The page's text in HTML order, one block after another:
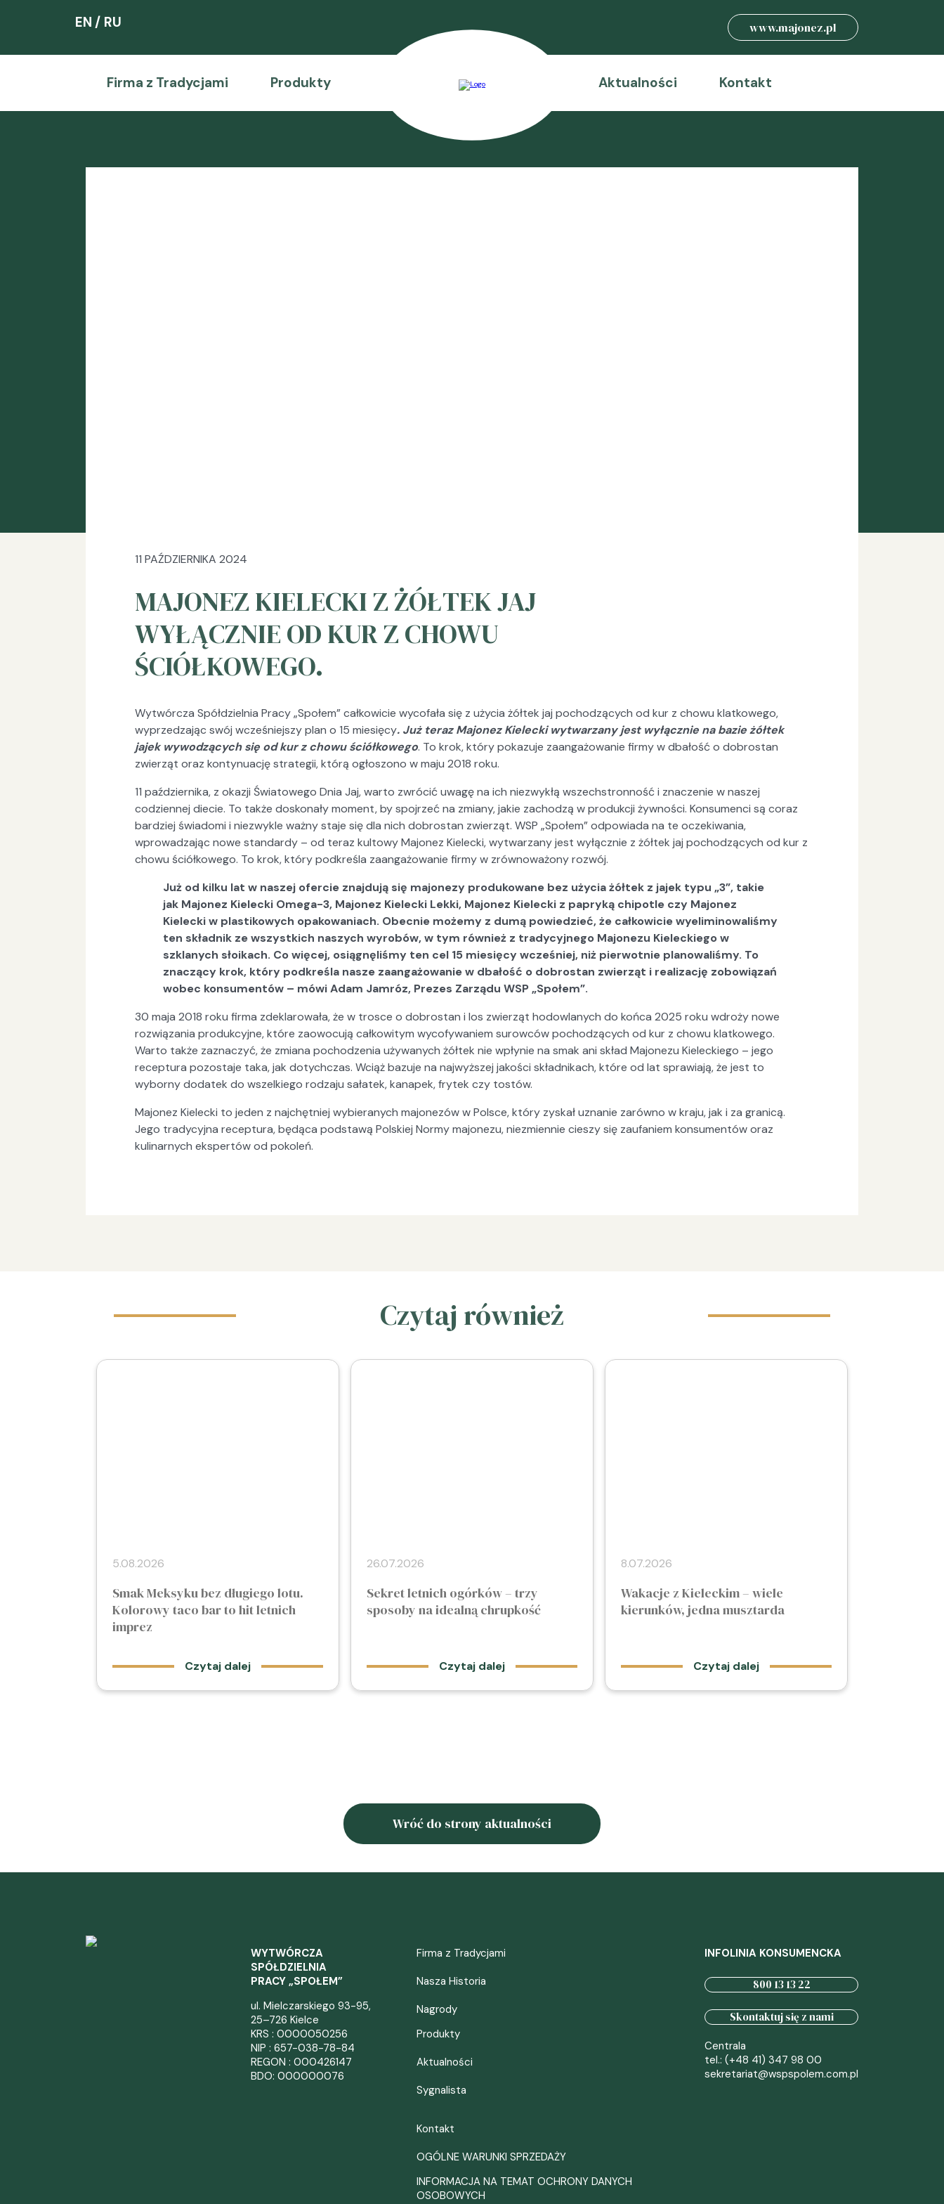
EN RU www.majonez.pl
Firma z Tradycjami Produkty Aktualności Kontakt
11 PAŹDZIERNIKA 2024
MAJONEZ KIELECKI Z ŻÓŁTEK JAJ
WYŁĄCZNIE OD KUR Z CHOWU
ŚCIÓŁKOWEGO.
Wytwórcza Spółdzielnia Pracy „Społem” całkowicie wycofała się z użycia żółtek jaj pochodzących od kur z chowu klatkowego,
wyprzedzając swój wcześniejszy plan o 15 miesięcy. Już teraz Majonez Kielecki wytwarzany jest wyłącznie na bazie żółtek
jajek wywodzących się od kur z chowu ściółkowego. To krok, który pokazuje zaangażowanie firmy w dbałość o dobrostan
zwierząt oraz kontynuację strategii, którą ogłoszono w maju 2018 roku.
11 października, z okazji Światowego Dnia Jaj, warto zwrócić uwagę na ich niezwykłą wszechstronność i znaczenie w naszej
codziennej diecie. To także doskonały moment, by spojrzeć na zmiany, jakie zachodzą w produkcji żywności. Konsumenci są coraz
bardziej świadomi i niezwykle ważny staje się dla nich dobrostan zwierząt. WSP „Społem” odpowiada na te oczekiwania,
wprowadzając nowe standardy – od teraz kultowy Majonez Kielecki, wytwarzany jest wyłącznie z żółtek jaj pochodzących od kur z
chowu ściółkowego. To krok, który podkreśla zaangażowanie firmy w zrównoważony rozwój.
Już od kilku lat w naszej ofercie znajdują się majonezy produkowane bez użycia żółtek z jajek typu „3”, takie
jak Majonez Kielecki Omega-3, Majonez Kielecki Lekki, Majonez Kielecki z papryką chipotle czy Majonez
Kielecki w plastikowych opakowaniach. Obecnie możemy z dumą powiedzieć, że całkowicie wyeliminowaliśmy
ten składnik ze wszystkich naszych wyrobów, w tym również z tradycyjnego Majonezu Kieleckiego w
szklanych słoikach. Co więcej, osiągnęliśmy ten cel 15 miesięcy wcześniej, niż pierwotnie planowaliśmy. To
znaczący krok, który podkreśla nasze zaangażowanie w dbałość o dobrostan zwierząt i realizację zobowiązań
wobec konsumentów – mówi Adam Jamróz, Prezes Zarządu WSP „Społem”.
30 maja 2018 roku firma zdeklarowała, że w trosce o dobrostan i los zwierząt hodowlanych do końca 2025 roku wdroży nowe
rozwiązania produkcyjne, które zaowocują całkowitym wycofywaniem surowców pochodzących od kur z chowu klatkowego.
Warto także zaznaczyć, że zmiana pochodzenia używanych żółtek nie wpłynie na smak ani skład Majonezu Kieleckiego – jego
receptura pozostaje taka, jak dotychczas. Wciąż bazuje na najwyższej jakości składnikach, które od lat sprawiają, że jest to
wyborny dodatek do wszelkiego rodzaju sałatek, kanapek, frytek czy tostów.
Majonez Kielecki to jeden z najchętniej wybieranych majonezów w Polsce, który zyskał uznanie zarówno w kraju, jak i za granicą.
Jego tradycyjna receptura, będąca podstawą Polskiej Normy majonezu, niezmiennie cieszy się zaufaniem konsumentów oraz
kulinarnych ekspertów od pokoleń.
Czytaj również
5.08.2026
Smak Meksyku bez długiego lotu.
Kolorowy taco bar to hit letnich
imprez
Czytaj dalej
26.07.2026
Sekret letnich ogórków – trzy
sposoby na idealną chrupkość
Czytaj dalej
8.07.2026
Wakacje z Kieleckim – wiele
kierunków, jedna musztarda
Czytaj dalej
Wróć do strony aktualności
WYTWÓRCZA
SPÓŁDZIELNIA
PRACY „SPOŁEM”
ul. Mielczarskiego 93-95,
25–726 Kielce
KRS : 0000050256
NIP : 657-038-78-84
REGON : 000426147
BDO: 000000076
Firma z Tradycjami
Nasza Historia
Nagrody
Produkty
Aktualności
Sygnalista
Kontakt
OGÓLNE WARUNKI SPRZEDAŻY
INFORMACJA NA TEMAT OCHRONY DANYCH
OSOBOWYCH
INFOLINIA KONSUMENCKA
800 13 13 22
Skontaktuj się z nami
Centrala
tel.: (+48 41) 347 98 00
sekretariat@wspspolem.com.pl